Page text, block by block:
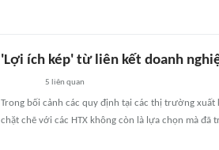
'Lợi ích kép' từ liên kết doanh
5 liên quan
Trong bối cảnh các quy định tại các thị trường xuất
chặt chẽ với các HTX không còn là lựa chọn mà đã